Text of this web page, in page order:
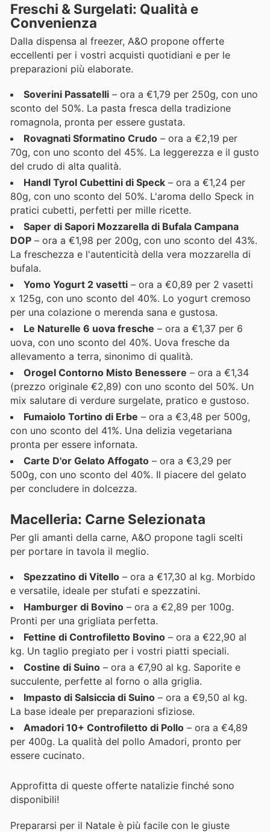
Freschi & Surgelati: Qualità e
Convenienza
Dalla dispensa al freezer, A&O propone offerte
eccellenti per i vostri acquisti quotidiani e per le
preparazioni più elaborate.
Soverini Passatelli – ora a €1,79 per 250g, con uno
sconto del 50%. La pasta fresca della tradizione
romagnola, pronta per essere gustata.
Rovagnati Sformatino Crudo – ora a €2,19 per
70g, con uno sconto del 45%. La leggerezza e il gusto
del crudo di alta qualità.
Handl Tyrol Cubettini di Speck – ora a €1,24 per
80g, con uno sconto del 50%. L'aroma dello Speck in
pratici cubetti, perfetti per mille ricette.
Saper di Sapori Mozzarella di Bufala Campana
DOP – ora a €1,98 per 200g, con uno sconto del 43%.
La freschezza e l'autenticità della vera mozzarella di
bufala.
Yomo Yogurt 2 vasetti – ora a €0,89 per 2 vasetti
x 125g, con uno sconto del 40%. Lo yogurt cremoso
per una colazione o merenda sana e gustosa.
Le Naturelle 6 uova fresche – ora a €1,37 per 6
uova, con uno sconto del 40%. Uova fresche da
allevamento a terra, sinonimo di qualità.
Orogel Contorno Misto Benessere – ora a €1,34
(prezzo originale €2,89) con uno sconto del 50%. Un
mix salutare di verdure surgelate, pratico e gustoso.
Fumaiolo Tortino di Erbe – ora a €3,48 per 500g,
con uno sconto del 41%. Una delizia vegetariana
pronta per essere infornata.
Carte D'or Gelato Affogato – ora a €3,29 per
500g, con uno sconto del 40%. Il piacere del gelato
per concludere in dolcezza.
Macelleria: Carne Selezionata
Per gli amanti della carne, A&O propone tagli scelti
per portare in tavola il meglio.
Spezzatino di Vitello – ora a €17,30 al kg. Morbido
e versatile, ideale per stufati e spezzatini.
Hamburger di Bovino – ora a €2,89 per 100g.
Pronti per una grigliata perfetta.
Fettine di Controfiletto Bovino – ora a €22,90 al
kg. Un taglio pregiato per i vostri piatti speciali.
Costine di Suino – ora a €7,90 al kg. Saporite e
succulente, perfette al forno o alla griglia.
Impasto di Salsiccia di Suino – ora a €9,50 al kg.
La base ideale per preparazioni sfiziose.
Amadori 10+ Controfiletto di Pollo – ora a €4,89
per 400g. La qualità del pollo Amadori, pronto per
essere cucinato.
Approfitta di queste offerte natalizie finché sono
disponibili!
Prepararsi per il Natale è più facile con le giuste